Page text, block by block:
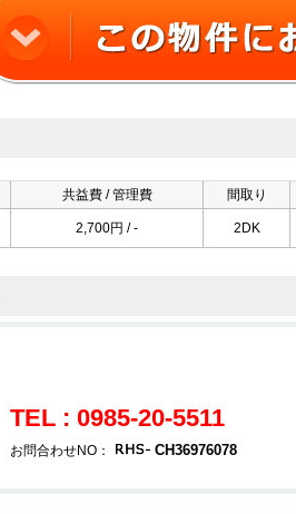
共益費 / 管理費 間取り
2,700円 / - 2DK
TEL : 0985-20-5511
お問合わせNO： CH36976078